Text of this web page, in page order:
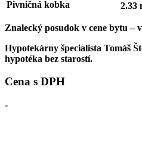
Pivničná kobka 2.33
Znalecký posudok v cene bytu –
Hypotekárny špecialista Tomáš
hypotéka bez starostí.
Cena s DPH
-